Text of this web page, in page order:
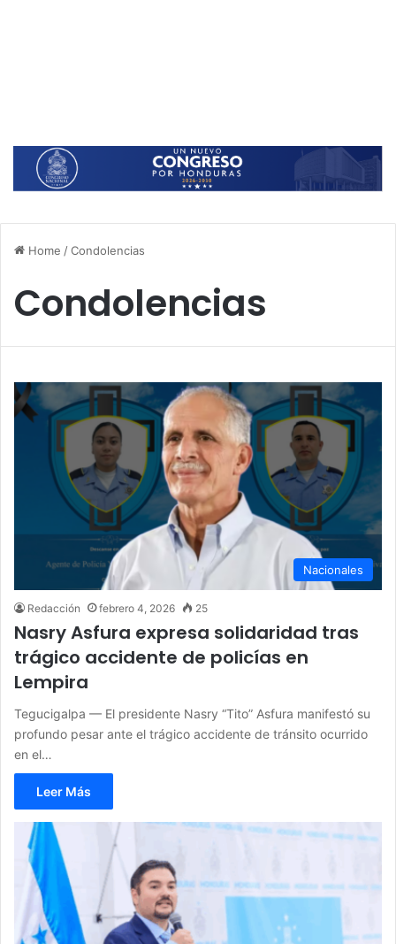
Home /Condolencias
Condolencias
Nacionales
Redacción febrero 4, 2026 25
Nasry Asfura expresa solidaridad tras
trágico accidente de policías en
Lempira
Tegucigalpa — El presidente Nasry “Tito” Asfura manifestó su
profundo pesar ante el trágico accidente de tránsito ocurrido
en el…
Leer Más